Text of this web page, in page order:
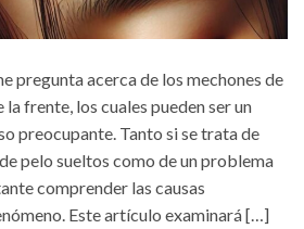
pregunta acerca de los mechones de
frente, los cuales pueden ser un
preocupante. Tanto si se trata de
pelo sueltos como de un problema
comprender las causas
Este artículo examinará […]